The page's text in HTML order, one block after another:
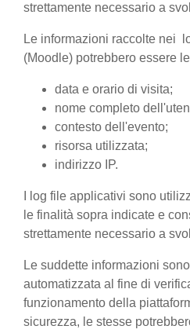
strettamente necessario a
Le informazioni raccolte nei
(Moodle) potrebbero essere
data e orario di visita;
nome completo
contesto dell'evento;
risorsa utilizzata;
indirizzo IP.
I log file applicativi sono
le finalità sopra indicate e
strettamente necessario a
Le suddette informazioni
automatizzata al fine di
funzionamento della
sicurezza, le stesse